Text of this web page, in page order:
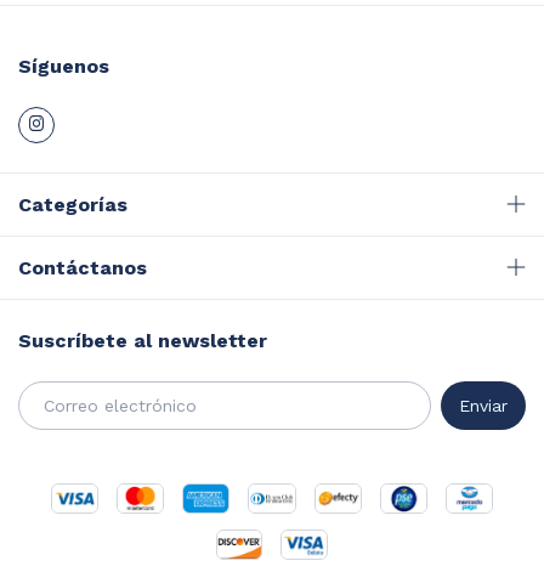
Síguenos
Categorías
Contáctanos
Suscríbete al newsletter